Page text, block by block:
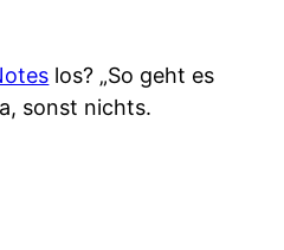
los? „So geht es
sonst nichts.